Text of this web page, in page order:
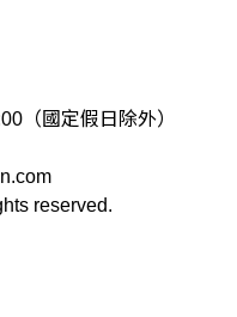
（國定假日除外）
reserved.